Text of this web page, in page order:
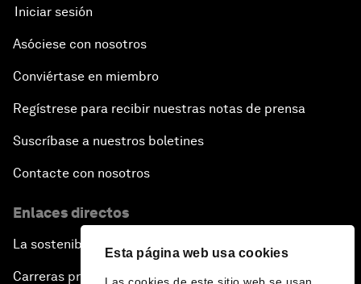
Esta página web usa cookies
Iniciar sesión
Asóciese con nosotros
Conviértase en miembro
Regístrese para recibir nuestras notas de prensa
Suscríbase a nuestros boletines
Contacte con nosotros
Enlaces directos
La sostenibilidad en el Foro
Carreras profesionales